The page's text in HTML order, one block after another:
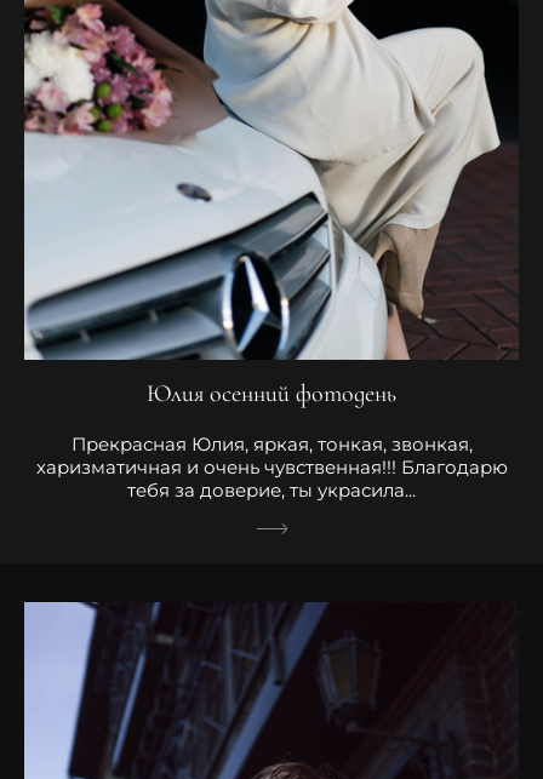
Юлия осенний фотодень
Прекрасная Юлия, яркая, тонкая, звонкая,
харизматичная и очень чувственная!!! Благодарю
тебя за доверие, ты украсила...